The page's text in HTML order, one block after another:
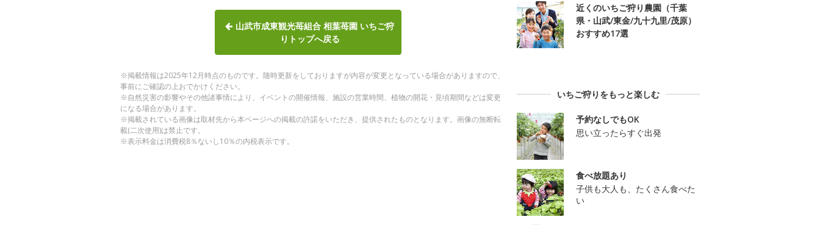
山武市成東観光苺組合 相葉苺園 いちご狩
りトップへ戻る
※掲載情報は2025年12月時点のものです。随時更新をしておりますが内容が変更となっている場合がありますので、
事前にご確認の上おでかけください。
※自然災害の影響やその他諸事情により、イベントの開催情報、施設の営業時間、植物の開花・見頃期間などは変更
になる場合があります。
※掲載されている画像は取材先から本ページへの掲載の許諾をいただき、提供されたものとなります。画像の無断転
載(二次使用)は禁止です。
※表示料金は消費税8％ないし10％の内税表示です。
近くのいちご狩り農園（千葉
県・山武/東金/九十九里/茂原）
おすすめ17選
いちご狩りをもっと楽しむ
予約なしでもOK
思い立ったらすぐ出発
食べ放題あり
子供も大人も、たくさん食べた
い